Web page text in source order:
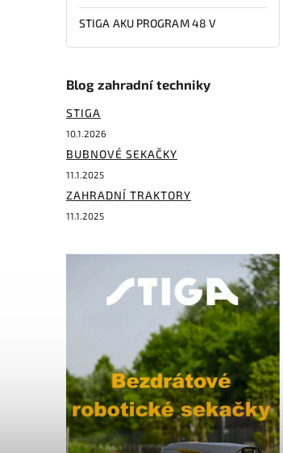
STIGA AKU PROGRAM 48 V
Blog zahradní techniky
STIGA
10.1.2026
BUBNOVÉ SEKAČKY
11.1.2025
ZAHRADNÍ TRAKTORY
11.1.2025